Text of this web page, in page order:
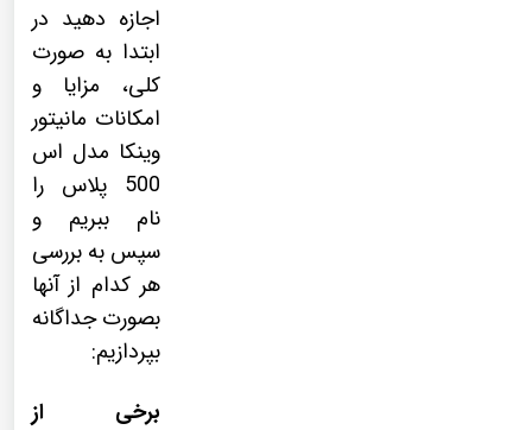
اجازه دهید در
ابتدا به صورت
کلی، مزایا و
امکانات مانیتور
وینکا مدل اس
500 پلاس را
نام ببریم و
سپس به بررسی
هر کدام از آنها
بصورت جداگانه
بپردازیم:
برخی از